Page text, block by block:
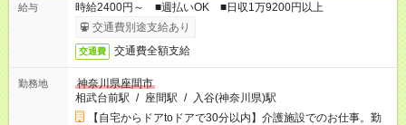
給与
時給2400円～ ■週払いOK ■日収1万9200円以上
交通費別途支給あり
交通費 交通費全額支給
勤務地
神奈川県座間市
相武台前駅 / 座間駅 / 入谷(神奈川県)駅
【自宅からドアtoドアで30分以内】介護施設でのお仕事。勤